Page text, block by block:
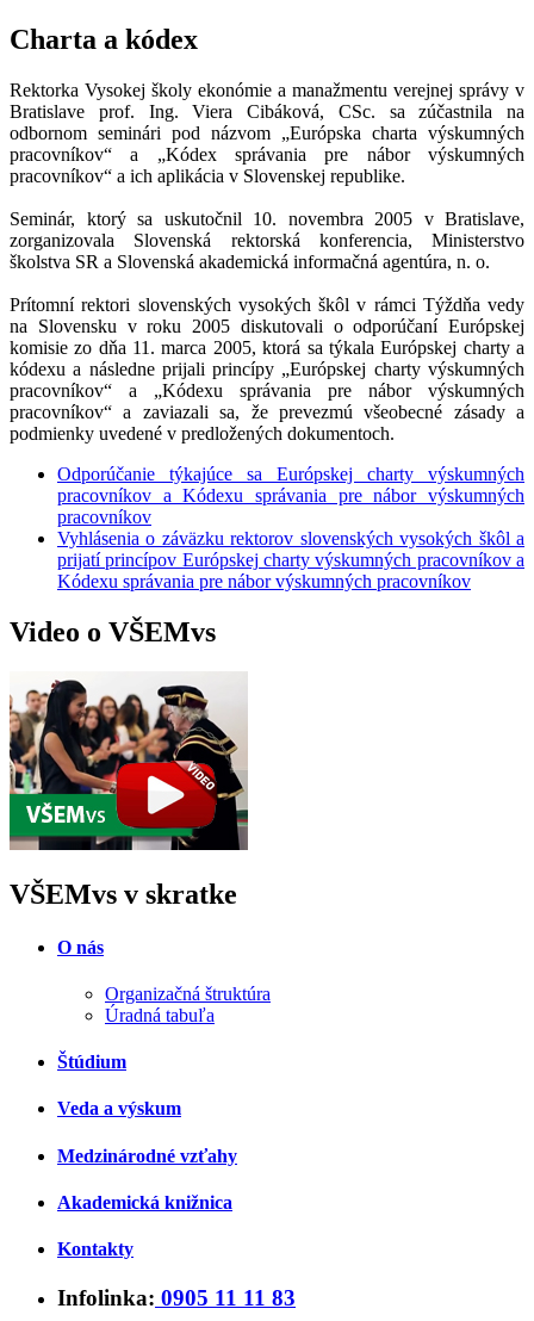
Charta a kódex
Rektorka Vysokej školy ekonómie a manažmentu verejnej správy v
Bratislave prof. Ing. Viera Cibáková, CSc. sa zúčastnila na
odbornom seminári pod názvom „Európska charta výskumných
pracovníkov“ a „Kódex správania pre nábor výskumných
pracovníkov“ a ich aplikácia v Slovenskej republike.
Seminár, ktorý sa uskutočnil 10. novembra 2005 v Bratislave,
zorganizovala Slovenská rektorská konferencia, Ministerstvo
školstva SR a Slovenská akademická informačná agentúra, n. o.
Prítomní rektori slovenských vysokých škôl v rámci Týždňa vedy
na Slovensku v roku 2005 diskutovali o odporúčaní Európskej
komisie zo dňa 11. marca 2005, ktorá sa týkala Európskej charty a
kódexu a následne prijali princípy „Európskej charty výskumných
pracovníkov“ a „Kódexu správania pre nábor výskumných
pracovníkov“ a zaviazali sa, že prevezmú všeobecné zásady a
podmienky uvedené v predložených dokumentoch.
Odporúčanie týkajúce sa Európskej charty výskumných
pracovníkov a Kódexu správania pre nábor výskumných
pracovníkov
Vyhlásenia o záväzku rektorov slovenských vysokých škôl a
prijatí princípov Európskej charty výskumných pracovníkov a
Kódexu správania pre nábor výskumných pracovníkov
Video o VŠEMvs
VŠEMvs v skratke
O nás
Organizačná štruktúra
Úradná tabuľa
Štúdium
Veda a výskum
Medzinárodné vzťahy
Akademická knižnica
Kontakty
Infolinka: 0905 11 11 83